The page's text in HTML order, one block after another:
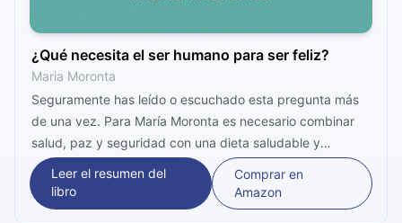
¿Qué necesita el ser humano para ser feliz?
Maria Moronta
Seguramente has leído o escuchado esta pregunta más
de una vez. Para María Moronta es necesario combinar
salud, paz y seguridad con una dieta saludable y
equilibrada. Sostiene que comer comidas de ese estilo es
hacer lo mejor posible para nosotros mismos. Y aquí está
para explicarnos.
Leer el resumen del
libro
Comprar en
Amazon